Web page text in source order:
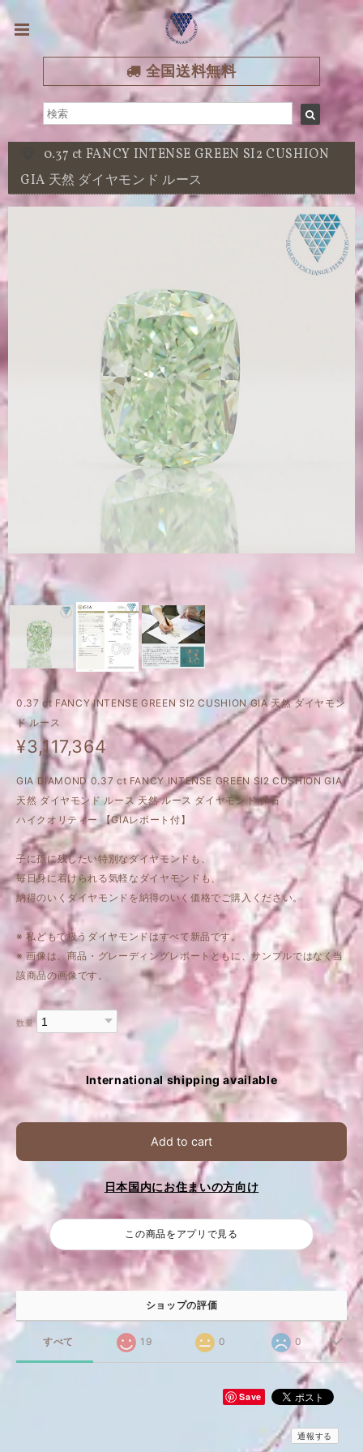
全国送料無料
0.37 ct FANCY INTENSE GREEN SI2 CUSHION
GIA 天然 ダイヤモンド ルース
0.37 ct FANCY INTENSE GREEN SI2 CUSHION GIA 天然 ダイヤモン
ド ルース
¥3,117,364
GIA DIAMOND 0.37 ct FANCY INTENSE GREEN SI2 CUSHION GIA
天然 ダイヤモンド ルース 天然 ルース ダイヤモンド 裸石
ハイクオリティー 【GIAレポート付】
子に孫に残したい特別なダイヤモンドも、
毎日身に着けられる気軽なダイヤモンドも、
納得のいくダイヤモンドを納得のいく価格でご購入ください。
※ 私どもで扱うダイヤモンドはすべて新品です。
※ 画像は、商品・グレーディングレポートともに、サンプルではなく当
該商品の画像です。
数量
International shipping available
Add to cart
日本国内にお住まいの方向け
この商品をアプリで見る
ショップの評価
すべて 19 0 0
Save
通報する